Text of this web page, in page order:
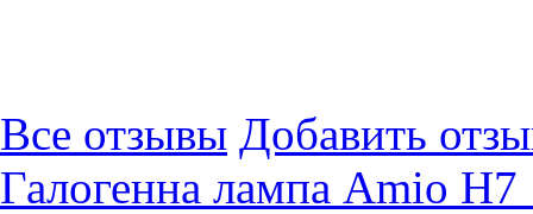
Все отзывы Добавить
Галогенна лампа Amio